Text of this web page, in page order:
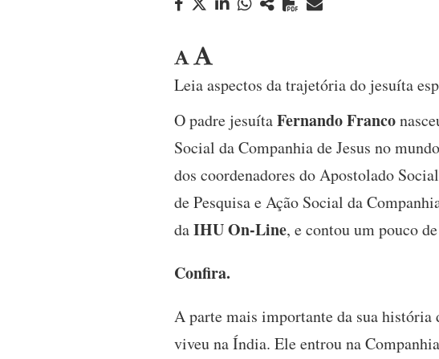
Leia aspectos da trajetória do jesuíta
O padre jesuítaFernando Franco
Social da Companhia de Jesus no
dos coordenadores do Apostolado
de Pesquisa e Ação Social da
daIHU On-Line, e contou um pouco
Confira.
A parte mais importante da sua história
viveu na Índia. Ele entrou na